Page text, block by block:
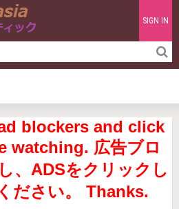
SIGN IN
blockers and click
watching. 広告ブロ
、ADSをクリックし
ださい。 Thanks.